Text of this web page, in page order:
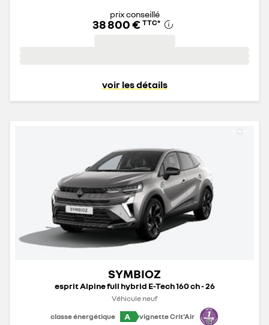
prix conseillé
38 800 € TTC*
voir les détails
SYMBIOZ
esprit Alpine full hybrid E-Tech 160 ch - 26
Véhicule neuf
classe énergétique
A vignette Crit'Air